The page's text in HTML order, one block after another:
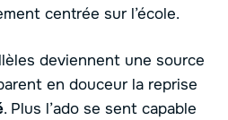
centrée sur l’école.
deviennent une source
en douceur la reprise
. Plus l’ado se sent capable